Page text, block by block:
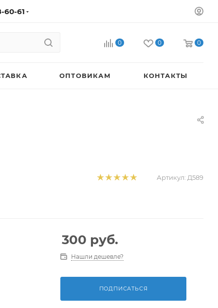
60-61
0 0 0
ОПТОВИКАМ КОНТАКТЫ
Артикул: Д589
300 руб.
Нашли дешевле?
ПОДПИСАТЬСЯ